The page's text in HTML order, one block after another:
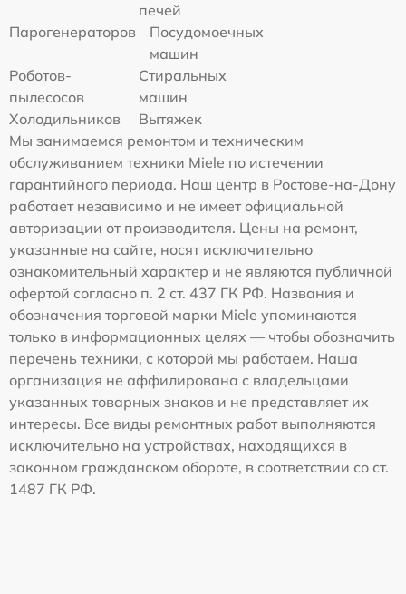
печей
Парогенераторов
Посудомоечных
машин
Роботов-
пылесосов
Стиральных
машин
Холодильников
Вытяжек
Мы занимаемся ремонтом и техническим
обслуживанием техники Miele по истечении
гарантийного периода. Наш центр в Ростове-на-Дону
работает независимо и не имеет официальной
авторизации от производителя. Цены на ремонт,
указанные на сайте, носят исключительно
ознакомительный характер и не являются публичной
офертой согласно п. 2 ст. 437 ГК РФ. Названия и
обозначения торговой марки Miele упоминаются
только в информационных целях — чтобы обозначить
перечень техники, с которой мы работаем. Наша
организация не аффилирована с владельцами
указанных товарных знаков и не представляет их
интересы. Все виды ремонтных работ выполняются
исключительно на устройствах, находящихся в
законном гражданском обороте, в соответствии со ст.
1487 ГК РФ.